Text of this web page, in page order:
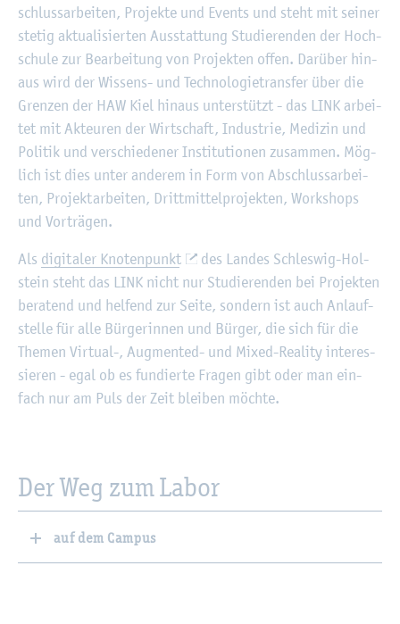
schluss­ar­bei­ten, Pro­jek­te und Events und steht mit sei­ner
ste­tig ak­tua­li­sier­ten Aus­stat­tung Stu­die­ren­den der Hoch­
schu­le zur Be­ar­bei­tung von Pro­jek­ten offen. Dar­über hin­
aus wird der Wis­sens- und Tech­no­lo­gie­trans­fer über die
Gren­zen der HAW Kiel hin­aus un­ter­stützt - das LINK ar­bei­
tet mit Ak­teu­ren der Wirt­schaft, In­dus­trie, Me­di­zin und
Po­li­tik und ver­schie­de­ner In­sti­tu­tio­nen zu­sam­men. Mög­
lich ist dies unter an­de­rem in Form von Ab­schluss­ar­bei­
ten, Pro­jekt­ar­bei­ten, Dritt­mit­tel­pro­jek­ten, Work­shops
und Vor­trä­gen.
Als di­gi­ta­ler Kno­ten­punkt
des Lan­des Schles­wig-Hol­
stein steht das LINK nicht nur Stu­die­ren­den bei Pro­jek­ten
be­ra­tend und hel­fend zur Seite, son­dern ist auch An­lauf­
stel­le für alle Bür­ge­rin­nen und Bür­ger, die sich für die
The­men Vir­tu­al-, Aug­men­ted- und Mixed-Rea­li­ty in­ter­es­
sie­ren - egal ob es fun­dier­te Fra­gen gibt oder man ein­
fach nur am Puls der Zeit blei­ben möch­te.
Der Weg zum Labor
auf dem Campus